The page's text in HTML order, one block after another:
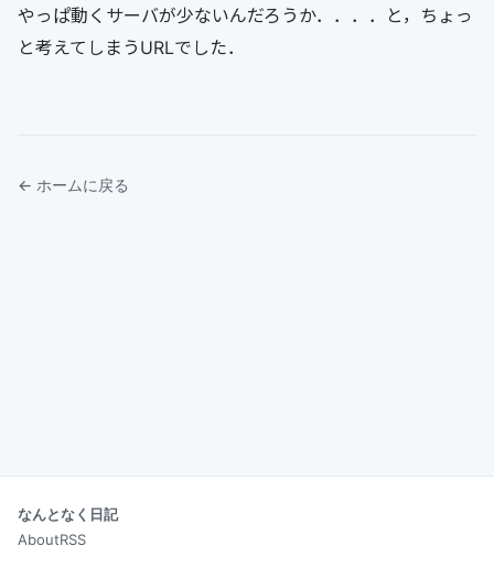
やっぱ動くサーバが少ないんだろうか．．．．と，ちょっ
と考えてしまうURLでした．
← ホームに戻る
なんとなく日記
AboutRSS